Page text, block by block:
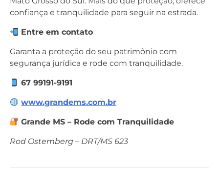
confiança e tranquilidade para seguir na estrada.
Entre em contato
Garanta a proteção do seu patrimônio com
segurança jurídica e rode com tranquilidade.
67 99191-9191
www.grandems.com.br
Grande MS – Rode com Tranquilidade
Rod Ostemberg – DRT/MS 623